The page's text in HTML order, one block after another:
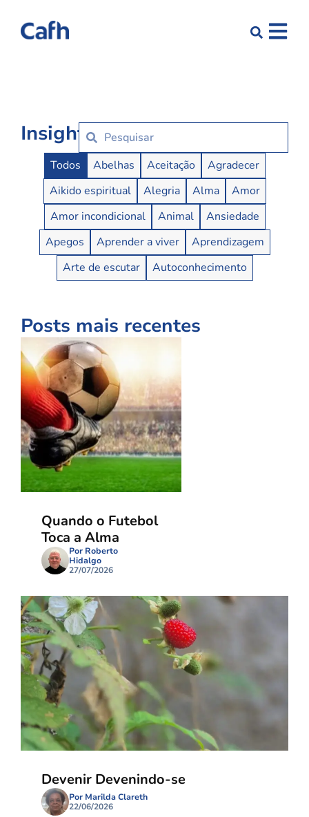
Insights
Insights Buttons
Todos Abelhas Aceitação
Agradecer
Aikido espiritual
Alegria Alma
Amor
Amor incondicional
Animal
Ansiedade
Apegos
Aprender a viver
Aprendizagem
Arte de escutar
Autoconhecimento
Posts mais recentes
Quando o Futebol
Toca a Alma
Por Roberto
Hidalgo
27/07/2026
Devenir Devenindo-se
Por Marilda Clareth
22/06/2026